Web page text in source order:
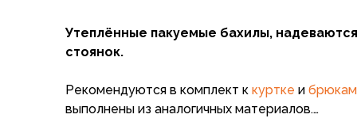
Беговые и спортивные
Пончо и дождевики
Куртки с синтетическим утеплителем
Жилеты
Утеплённые пакуемые бахилы,
стоянок.
Рекомендуются в комплект к куртке и
выполнены из аналогичных материалов.